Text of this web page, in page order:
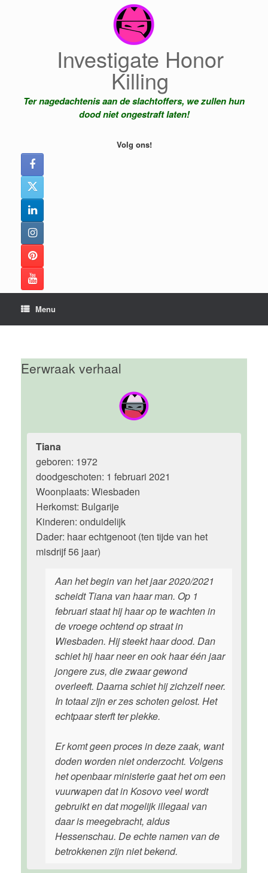
Investigate Honor
Killing
Ter nagedachtenis aan de slachtoffers, we zullen hun
dood niet ongestraft laten!
Volg ons!
Menu
Eerwraak verhaal
Tiana
geboren: 1972
doodgeschoten: 1 februari 2021
Woonplaats: Wiesbaden
Herkomst: Bulgarije
Kinderen: onduidelijk
Dader: haar echtgenoot (ten tijde van het
misdrijf 56 jaar)
Aan het begin van het jaar 2020/2021
scheidt Tiana van haar man. Op 1
februari staat hij haar op te wachten in
de vroege ochtend op straat in
Wiesbaden. Hij steekt haar dood. Dan
schiet hij haar neer en ook haar één jaar
jongere zus, die zwaar gewond
overleeft. Daarna schiet hij zichzelf neer.
In totaal zijn er zes schoten gelost. Het
echtpaar sterft ter plekke.
Er komt geen proces in deze zaak, want
doden worden niet onderzocht. Volgens
het openbaar ministerie gaat het om een
vuurwapen dat in Kosovo veel wordt
gebruikt en dat mogelijk illegaal van
daar is meegebracht, aldus
Hessenschau. De echte namen van de
betrokkenen zijn niet bekend.